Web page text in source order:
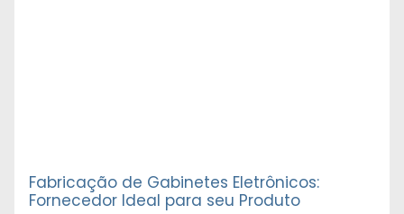
Fabricação de Gabinetes Eletrônicos:
Fornecedor Ideal para seu Produto